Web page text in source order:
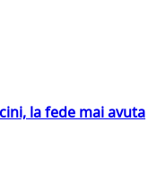
la fede mai avuta